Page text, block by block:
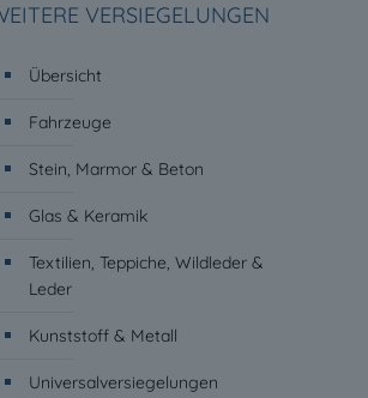
VERSIEGELUNGEN
Übersicht
Fahrzeuge
Stein, Marmor & Beton
Glas & Keramik
Textilien, Teppiche, Wildleder &
Leder
Kunststoff & Metall
Universalversiegelungen